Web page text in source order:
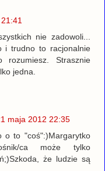
nie zadowoli...
i trudno to racjonalnie
Strasznie
jedna.
maja 2012 22:35
o to "coś":)Margarytko
ca może tylko
że ludzie są